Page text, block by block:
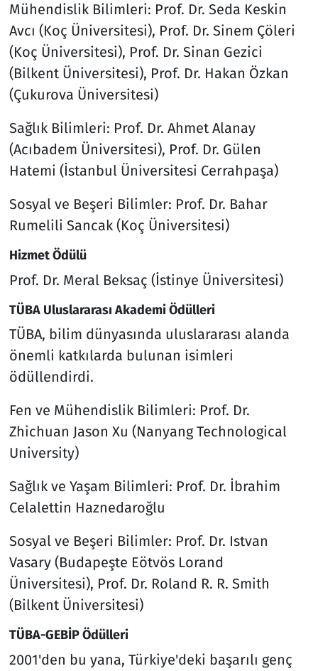
Mühendislik Bilimleri: Prof. Dr. Seda Keskin
Avcı (Koç Üniversitesi), Prof. Dr. Sinem Çöleri
(Koç Üniversitesi), Prof. Dr. Sinan Gezici
(Bilkent Üniversitesi), Prof. Dr. Hakan Özkan
(Çukurova Üniversitesi)
Sağlık Bilimleri: Prof. Dr. Ahmet Alanay
(Acıbadem Üniversitesi), Prof. Dr. Gülen
Hatemi (İstanbul Üniversitesi Cerrahpaşa)
Sosyal ve Beşeri Bilimler: Prof. Dr. Bahar
Rumelili Sancak (Koç Üniversitesi)
Hizmet Ödülü
Prof. Dr. Meral Beksaç (İstinye Üniversitesi)
TÜBA Uluslararası Akademi Ödülleri
TÜBA, bilim dünyasında uluslararası alanda
önemli katkılarda bulunan isimleri
ödüllendirdi.
Fen ve Mühendislik Bilimleri: Prof. Dr.
Zhichuan Jason Xu (Nanyang Technological
University)
Sağlık ve Yaşam Bilimleri: Prof. Dr. İbrahim
Celalettin Haznedaroğlu
Sosyal ve Beşeri Bilimler: Prof. Dr. Istvan
Vasary (Budapeşte Eötvös Lorand
Üniversitesi), Prof. Dr. Roland R. R. Smith
(Bilkent Üniversitesi)
TÜBA-GEBİP Ödülleri
2001'den bu yana, Türkiye'deki başarılı genç